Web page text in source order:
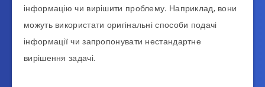
інформацію чи вирішити проблему. Наприклад, вони
можуть використати оригінальні способи подачі
інформації чи запропонувати нестандартне
вирішення задачі.